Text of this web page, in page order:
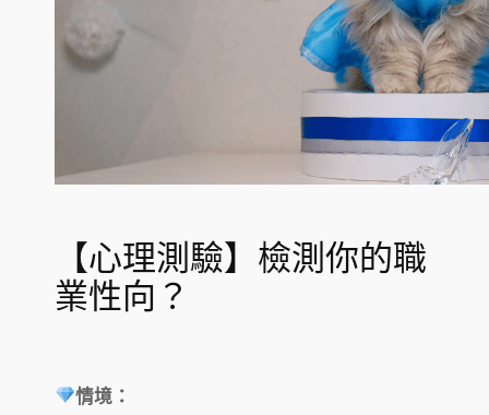
【心理測驗】檢測你的職
業性向？
情境：